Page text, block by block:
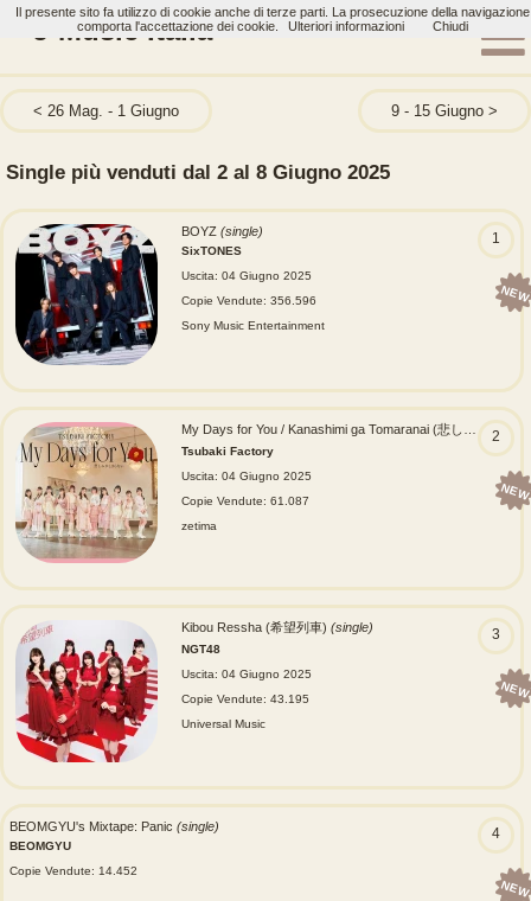
J-Music Italia
26 Mag. - 1 Giugno 9 - 15 Giugno
Single più venduti dal 2 al 8 Giugno 2025
1
NEW
BOYZ (single)
SixTONES
Uscita: 04 Giugno 2025
Copie Vendute: 356.596
Sony Music Entertainment
2
NEW
Tsubaki Factory
Uscita: 04 Giugno 2025
Copie Vendute: 61.087
zetima
3
NEW
Kibou Ressha (希望列車) (single)
NGT48
Uscita: 04 Giugno 2025
Copie Vendute: 43.195
Universal Music
4
NEW
BEOMGYU's Mixtape: Panic (single)
BEOMGYU
Copie Vendute: 14.452
Il presente sito fa utilizzo di cookie anche di terze parti. La prosecuzione della navigazione
comporta l'accettazione dei cookie.
Ulteriori informazioni Chiudi